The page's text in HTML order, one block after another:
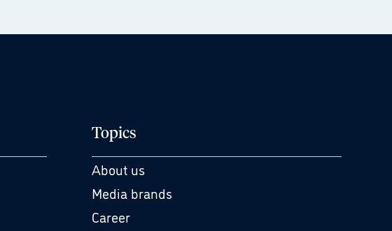
Topics
About us
Media brands
Career